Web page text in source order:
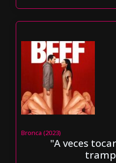
Bronca (2023)
"A veces